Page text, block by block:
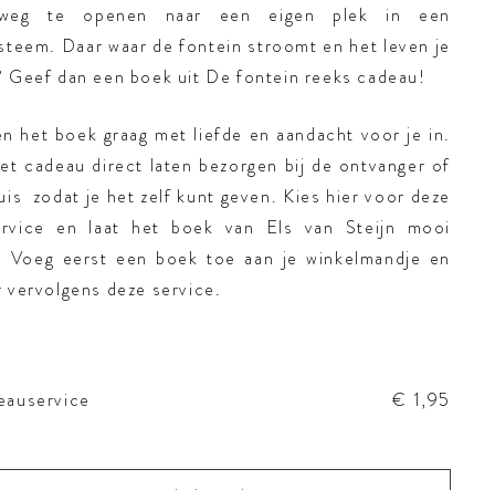
te openen naar een eigen plek in een
Daar waar de fontein stroomt en het leven je
dan een boek uit De fontein reeks cadeau!
het boek graag met liefde en aandacht voor je in.
cadeau direct laten bezorgen bij de ontvanger of
zodat je het zelf kunt geven. Kies hier voor deze
en laat het boek van Els van Steijn mooi
Voeg eerst een boek toe aan je winkelmandje en
deze service.
€ 1,95